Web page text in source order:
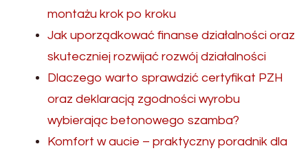
montażu krok po kroku
Jak uporządkować finanse działalności oraz
skuteczniej rozwijać rozwój działalności
Dlaczego warto sprawdzić certyfikat PZH
oraz deklaracją zgodności wyrobu
wybierając betonowego szamba?
Komfort w aucie – praktyczny poradnik dla